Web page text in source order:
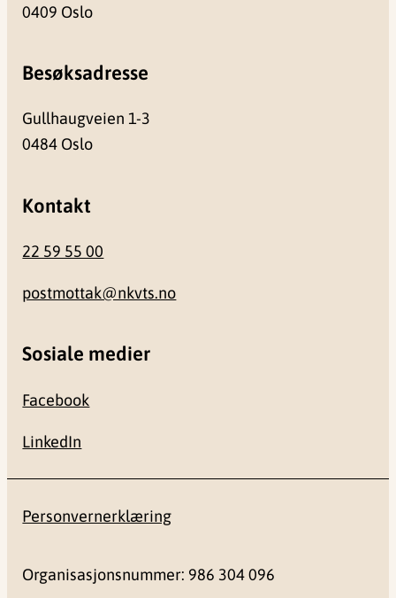
0409 Oslo
Besøksadresse
Gullhaugveien 1-3
0484 Oslo
Kontakt
22 59 55 00
postmottak@nkvts.no
Sosiale medier
Facebook
LinkedIn
Personvernerklæring
Organisasjonsnummer: 986 304 096